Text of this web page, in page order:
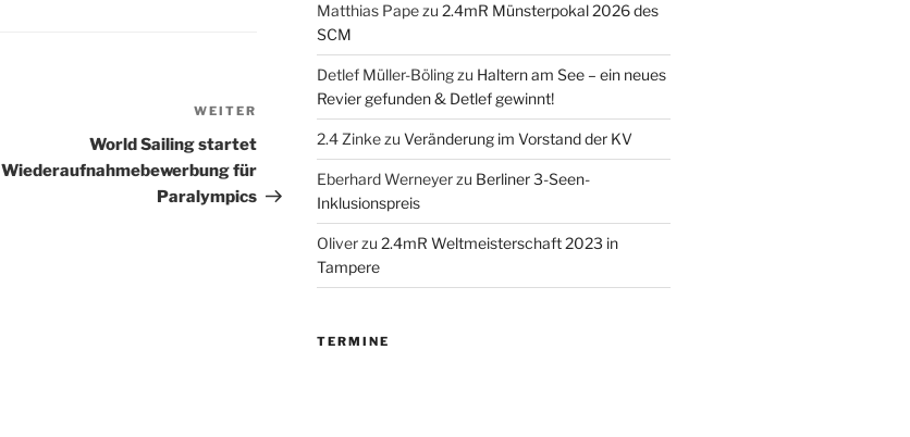
Nächster
Beitrag
WEITER
World Sailing startet
Wiederaufnahmebewerbung für
Paralympics
Matthias Papezu 2.4mR Münsterpokal 2026 des
SCM
Detlef Müller-Bölingzu Haltern am See – ein neues
Revier gefunden & Detlef gewinnt!
2.4 Zinkezu Veränderung im Vorstand der KV
Eberhard Werneyerzu Berliner 3-Seen-
Inklusionspreis
Oliverzu 2.4mR Weltmeisterschaft 2023 in
Tampere
TERMINE